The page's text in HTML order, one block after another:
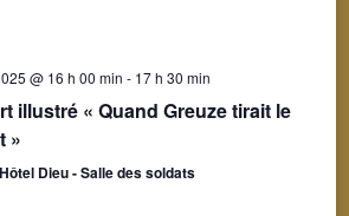
@ 16 h 00 min - 17 h 30 min
illustré « Quand Greuze tirait le
»
Dieu - Salle des soldats